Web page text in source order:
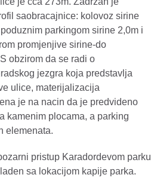
saobracajnice: kolovoz sirine
parkingom sirine 2,0m i
promjenjive sirine-do
obzirom da se radi o
jezgra koja predstavlja
ulice, materijalizacija
je na nacin da je predvideno
kamenim plocama, a parking
elemenata.
pristup Karadordevom parku
sa lokacijom kapije parka.